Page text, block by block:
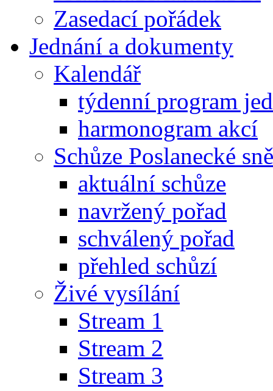
Zasedací pořádek
Jednání a dokumenty
Kalendář
týdenní program
harmonogram akcí
Schůze Poslanecké
aktuální schůze
navržený pořad
schválený pořad
přehled schůzí
Živé vysílání
Stream 1
Stream 2
Stream 3